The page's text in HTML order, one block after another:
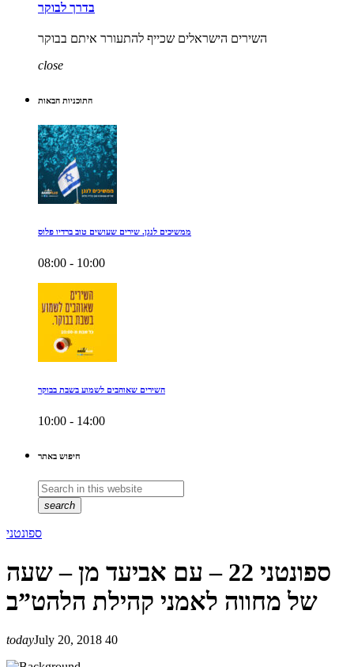
בדרך לבוקר
השירים הישראלים שכייף להתעורר איתם בבוקר
close
התוכניות הבאות
ממשיכים לנגן. שירים שעושים טוב ברדיו פלוס
08:00 - 10:00
השירים שאוהבים לשמוע בשבת בבוקר
10:00 - 14:00
חיפוש באתר
search
ספונטני
ספונטני 22 – עם אביעד מן – שעה
של מחווה לאמני קהילת הלהט”ב
todayJuly 20, 2018 40